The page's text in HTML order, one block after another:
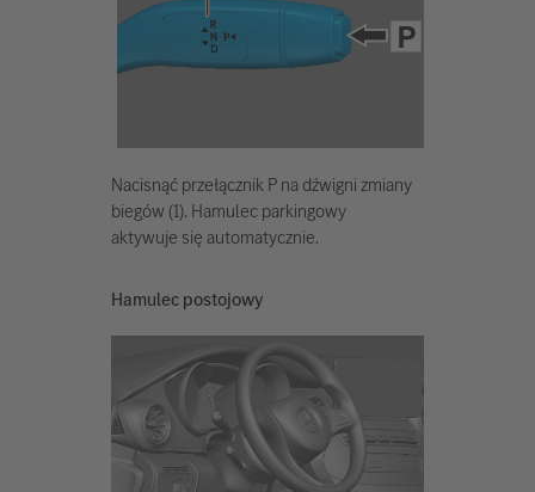
Nacisnąć przełącznik P na dźwigni zmiany
biegów (1). Hamulec parkingowy
aktywuje się automatycznie.
Hamulec postojowy